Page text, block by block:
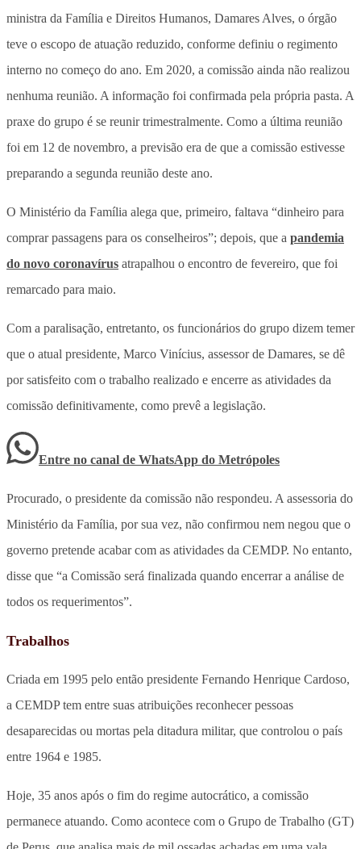
ministra da Família e Direitos Humanos, Damares Alves, o órgão
teve o escopo de atuação reduzido, conforme definiu o regimento
interno no começo do ano. Em 2020, a comissão ainda não realizou
nenhuma reunião. A informação foi confirmada pela própria pasta. A
praxe do grupo é se reunir trimestralmente. Como a última reunião
foi em 12 de novembro, a previsão era de que a comissão estivesse
preparando a segunda reunião deste ano.
O Ministério da Família alega que, primeiro, faltava “dinheiro para
comprar passagens para os conselheiros”; depois, que a pandemia
do novo coronavírus atrapalhou o encontro de fevereiro, que foi
remarcado para maio.
Com a paralisação, entretanto, os funcionários do grupo dizem temer
que o atual presidente, Marco Vinícius, assessor de Damares, se dê
por satisfeito com o trabalho realizado e encerre as atividades da
comissão definitivamente, como prevê a legislação.
Entre no canal de WhatsApp do Metrópoles
Procurado, o presidente da comissão não respondeu. A assessoria do
Ministério da Família, por sua vez, não confirmou nem negou que o
governo pretende acabar com as atividades da CEMDP. No entanto,
disse que “a Comissão será finalizada quando encerrar a análise de
todos os requerimentos”.
Trabalhos
Criada em 1995 pelo então presidente Fernando Henrique Cardoso,
a CEMDP tem entre suas atribuições reconhecer pessoas
desaparecidas ou mortas pela ditadura militar, que controlou o país
entre 1964 e 1985.
Hoje, 35 anos após o fim do regime autocrático, a comissão
permanece atuando. Como acontece com o Grupo de Trabalho (GT)